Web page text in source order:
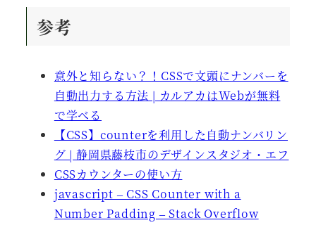
参考
意外と知らない？！CSSで文頭にナンバーを
自動出力する方法 | カルアカはWebが無料
で学べる
【CSS】counterを利用した自動ナンバリン
グ | 静岡県藤枝市のデザインスタジオ・エフ
CSSカウンターの使い方
javascript – CSS Counter with a
Number Padding – Stack Overflow